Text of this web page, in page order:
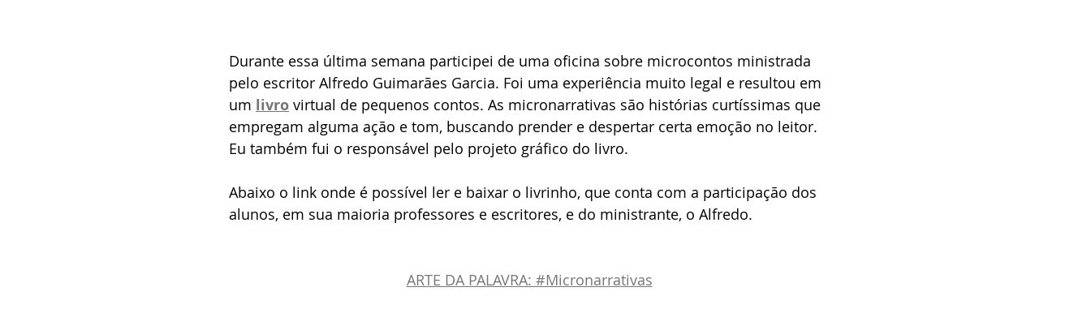
Durante essa última semana participei de uma oficina sobre microcontos ministrada
pelo escritor Alfredo Guimarães Garcia. Foi uma experiência muito legal e resultou em
um livro virtual de pequenos contos. As micronarrativas são histórias curtíssimas que
empregam alguma ação e tom, buscando prender e despertar certa emoção no leitor.
Eu também fui o responsável pelo projeto gráfico do livro.
Abaixo o link onde é possível ler e baixar o livrinho, que conta com a participação dos
alunos, em sua maioria professores e escritores, e do ministrante, o Alfredo.
ARTE DA PALAVRA: #Micronarrativas